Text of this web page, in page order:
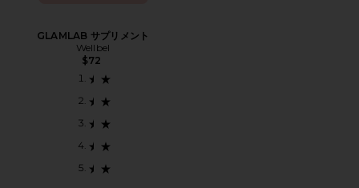
GLAMLAB サプリメント
Wellbel
$72